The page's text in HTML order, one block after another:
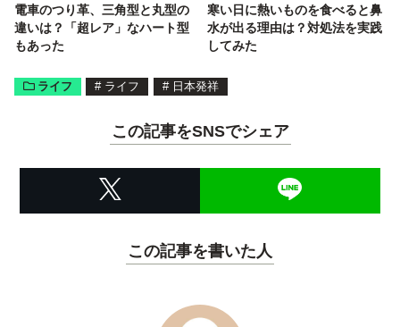
電車のつり革、三角型と丸型の
違いは？「超レア」なハート型
もあった
寒い日に熱いものを食べると鼻
水が出る理由は？対処法を実践
してみた
ライフ # ライフ # 日本発祥
この記事をSNSでシェア
この記事を書いた人